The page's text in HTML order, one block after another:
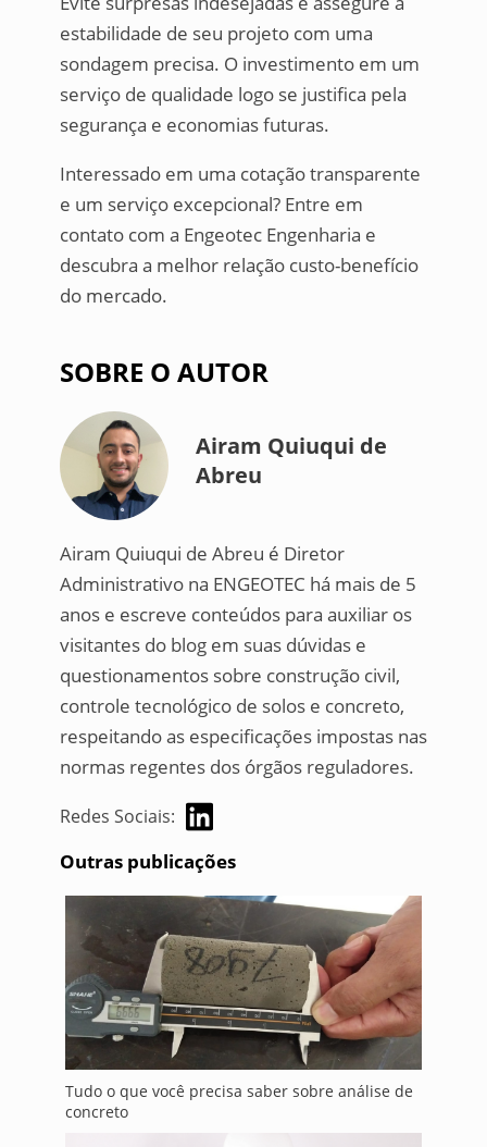
estabilidade de seu projeto com uma
sondagem precisa. O investimento em um
serviço de qualidade logo se justifica pela
segurança e economias futuras.
Interessado em uma cotação transparente
e um serviço excepcional? Entre em
contato com a Engeotec Engenharia e
descubra a melhor relação custo-benefício
do mercado.
SOBRE O AUTOR
Airam Quiuqui de
Abreu
Airam Quiuqui de Abreu é Diretor
Administrativo na ENGEOTEC há mais de 5
anos e escreve conteúdos para auxiliar os
visitantes do blog em suas dúvidas e
questionamentos sobre construção civil,
controle tecnológico de solos e concreto,
respeitando as especificações impostas nas
normas regentes dos órgãos reguladores.
Redes Sociais:
Outras publicações
Tudo o que você precisa saber sobre análise de
concreto